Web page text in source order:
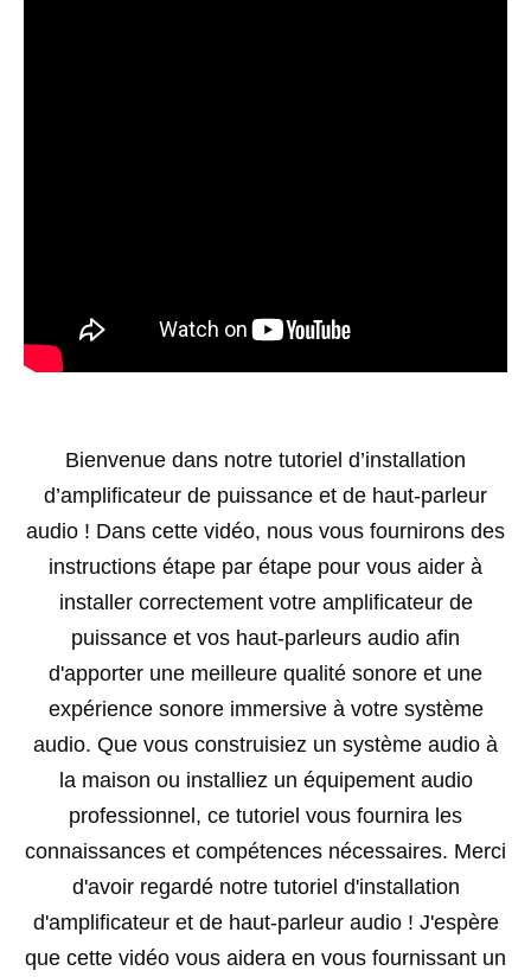
Bienvenue dans notre tutoriel d’installation
d’amplificateur de puissance et de haut-parleur
audio ! Dans cette vidéo, nous vous fournirons des
instructions étape par étape pour vous aider à
installer correctement votre amplificateur de
puissance et vos haut-parleurs audio afin
d'apporter une meilleure qualité sonore et une
expérience sonore immersive à votre système
audio. Que vous construisiez un système audio à
la maison ou installiez un équipement audio
professionnel, ce tutoriel vous fournira les
connaissances et compétences nécessaires. Merci
d'avoir regardé notre tutoriel d'installation
d'amplificateur et de haut-parleur audio ! J'espère
que cette vidéo vous aidera en vous fournissant un